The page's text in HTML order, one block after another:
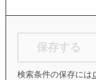
保存する
検索条件の保存には